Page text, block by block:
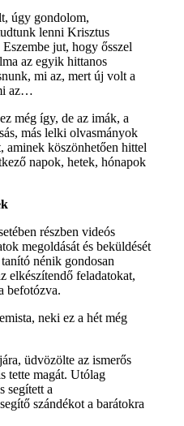
úgy gondolom,
lenni Krisztus
jut, hogy ősszel
az egyik hittanos
mi az, mert új volt a
az…
még így, de az imák, a
más lelki olvasmányok
aminek köszönhetően hittel
napok, hetek, hónapok
részben videós
megoldását és beküldését
nénik gondosan
elkészítendő feladatokat,
befotózva.
neki ez a hét még
üdvözölte az ismerős
tette magát. Utólag
segített a
szándékot a barátokra